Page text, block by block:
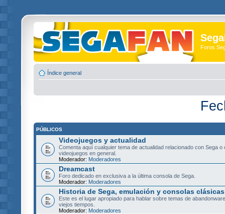
Foros
Índice general
PÚBLICOS
Videojuegos y actualidad
Comenta aquí cualquier tema de actualidad relacionado con Sega o
videojuegos en general.
Moderador: Moderadores
Dreamcast
Foro dedicado en exclusiva a la última consola de Sega.
Moderador: Moderadores
Historia de Sega, emulación y consolas clásicas
Este es el lugar apropiado para hablar sobre temas de
viejos tiempos.
Moderador: Moderadores